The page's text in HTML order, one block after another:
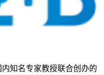
知名专家教授联合创办的